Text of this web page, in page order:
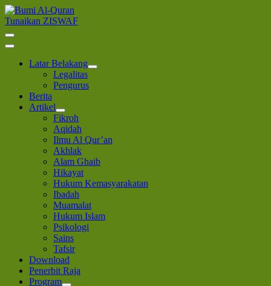
Lompat
ke
konten
(Tekan
Tunaikan ZISWAF
Latar Belakang
Legalitas
Pengurus
Berita
Artikel
Fikroh
Aqidah
Ilmu Al Qur’an
Akhlak
Alam Ghaib
Hikayat
Hukum Kemasyarakatan
Ibadah
Muamalat
Hukum Islam
Psikologi
Sains
Tafsir
Download
Penerbit Raja
Program